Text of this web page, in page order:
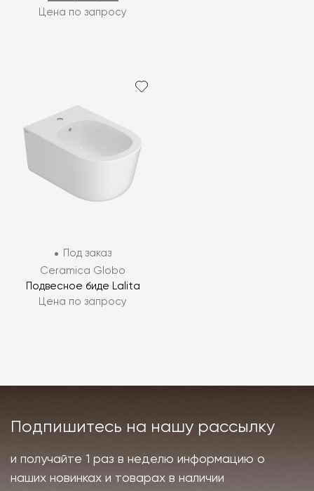
Цена по запросу
Под заказ
Ceramica Globo
Подвесное биде Lalita
Цена по запросу
Подпишитесь на нашу рассылку
и получайте 1 раз в неделю информацию о
наших новинках и товарах в наличии